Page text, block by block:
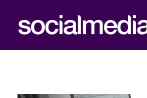
Social Media UY
Construimos tu presencia Web